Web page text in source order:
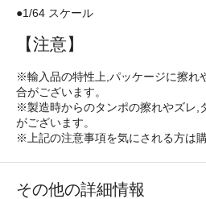
●1/64 スケール
【注意】
※輸入品の特性上,パッケージに擦れ
合がございます。
※製造時からのタンポの擦れやズレ,
がございます。
※上記の注意事項を気にされる方は
その他の詳細情報